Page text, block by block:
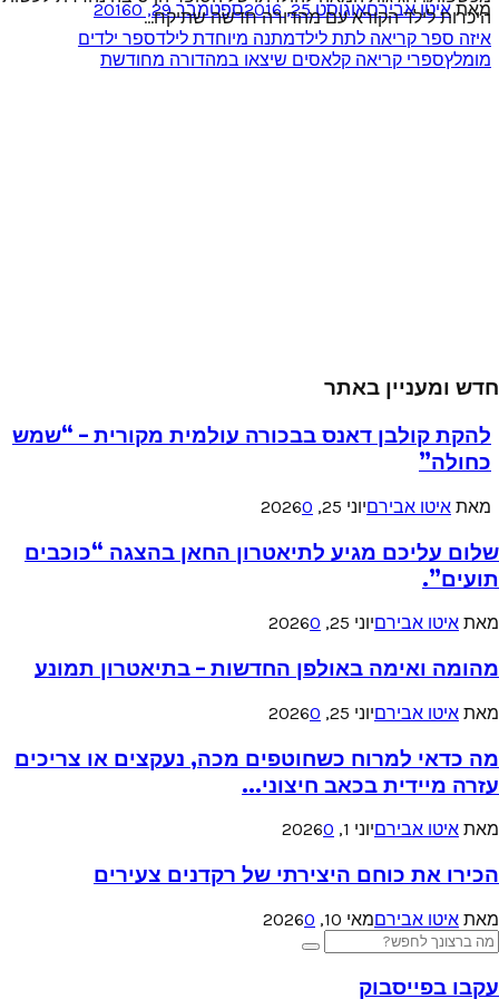
מאתאיטו אבירםאוגוסט 25, 2016 ספטמבר 29, 2016 0היכרות לילד הקורא עם מהדורה חדשה שתיקח...
איזה ספר קריאה לתת לילדמתנה מיוחדת לילדספר ילדים
מומלץספרי קריאה קלאסים שיצאו במהדורה מחודשת
חדש ומעניין באתר
להקת קולבן דאנס בבכורה עולמית מקורית – “שמש
כחולה”
מאת איטו אבירםיוני 25, 2026 0
שלום עליכם מגיע לתיאטרון החאן בהצגה “כוכבים
תועים”.
מאת איטו אבירםיוני 25, 2026 0
מהומה ואימה באולפן החדשות – בתיאטרון תמונע
מאת איטו אבירםיוני 25, 2026 0
מה כדאי למרוח כשחוטפים מכה, נעקצים או צריכים
עזרה מיידית בכאב חיצוני...
מאת איטו אבירםיוני 1, 2026 0
הכירו את כוחם היצירתי של רקדנים צעירים
מאת איטו אבירםמאי 10, 2026
0
Search
for:
Search
עקבו בפייסבוק